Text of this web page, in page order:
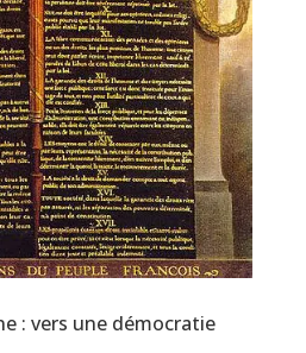
: vers une démocratie